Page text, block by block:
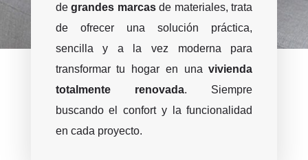
degrandes marcasde materiales, trata
de ofrecer una solución práctica,
sencilla y a la vez moderna para
transformar tu hogar en unavivienda
totalmente renovada. Siempre
buscando el confort y la funcionalidad
en cada proyecto.